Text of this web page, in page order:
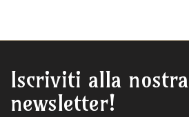
Iscriviti alla nostra
newsletter!